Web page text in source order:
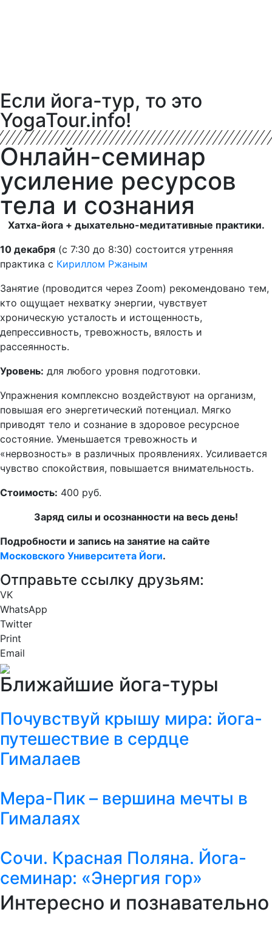
Если йога-тур, то это
YogaTour.info!
Онлайн-семинар
усиление ресурсов
тела и сознания
Хатха-йога + дыхательно-медитативные практики.
10 декабря (с 7:30 до 8:30) состоится утренняя
практика с Кириллом Ржаным
Занятие (проводится через Zoom) рекомендовано тем,
кто ощущает нехватку энергии, чувствует
хроническую усталость и истощенность,
депрессивность, тревожность, вялость и
рассеянность.
Уровень: для любого уровня подготовки.
Упражнения комплексно воздействуют на организм,
повышая его энергетический потенциал. Мягко
приводят тело и сознание в здоровое ресурсное
состояние. Уменьшается тревожность и
«нервозность» в различных проявлениях. Усиливается
чувство спокойствия, повышается внимательность.
Стоимость: 400 руб.
Заряд силы и осознанности на весь день!
Подробности и запись на занятие на сайте
Московского Университета Йоги.
Отправьте ссылку друзьям:
VK
WhatsApp
Twitter
Print
Email
Ближайшие йога-туры
Почувствуй крышу мира: йога-
путешествие в сердце
Гималаев
Мера-Пик – вершина мечты в
Гималаях
Сочи. Красная Поляна. Йога-
семинар: «Энергия гор»
Интересно и познавательно